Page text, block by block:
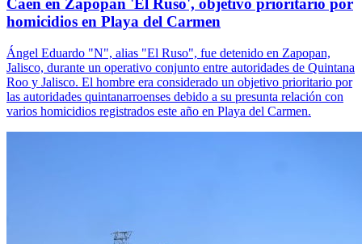
Caen en Zapopan 'El Ruso', objetivo prioritario por
homicidios en Playa del Carmen
Ángel Eduardo "N", alias "El Ruso", fue detenido en Zapopan,
Jalisco, durante un operativo conjunto entre autoridades de Quintana
Roo y Jalisco. El hombre era considerado un objetivo prioritario por
las autoridades quintanarroenses debido a su presunta relación con
varios homicidios registrados este año en Playa del Carmen.